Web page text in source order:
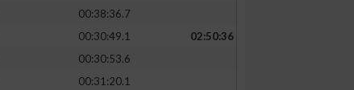
00:38:36.7
00:30:49.1
02:50:36
00:30:53.6
00:31:20.1